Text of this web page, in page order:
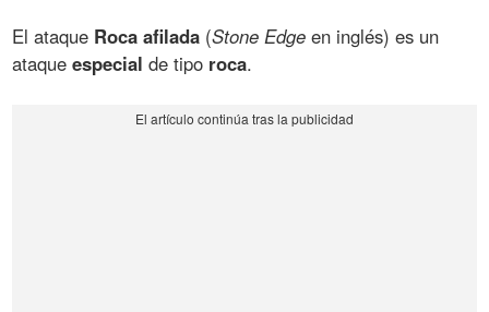
El ataque Roca afilada (Stone Edge en inglés) es un
ataqueespecial de tipo roca.